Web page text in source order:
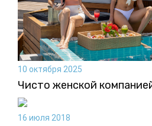
10 октября 2025
Чисто женской
16 июля 2018